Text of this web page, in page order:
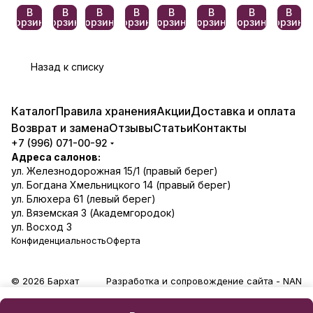
В
корзину
В
корзину
В
корзину
В
корзину
В
корзину
В
корзину
В
корзину
В
корзину
Назад к списку
КаталогПравила храненияАкцииДоставка и оплата
Возврат и заменаОтзывыСтатьиКонтакты
+7 (996) 071-00-92
Адреса салонов:
ул. Железнодорожная 15/1 (правый берег)
ул. Богдана Хмельницкого 14 (правый берег)
ул. Блюхера 61 (левый берег)
ул. Вяземская 3 (Академгородок)
ул. Восход 3
КонфиденциальностьОферта
© 2026 Бархат Разработка и сопровождение сайта - NAN